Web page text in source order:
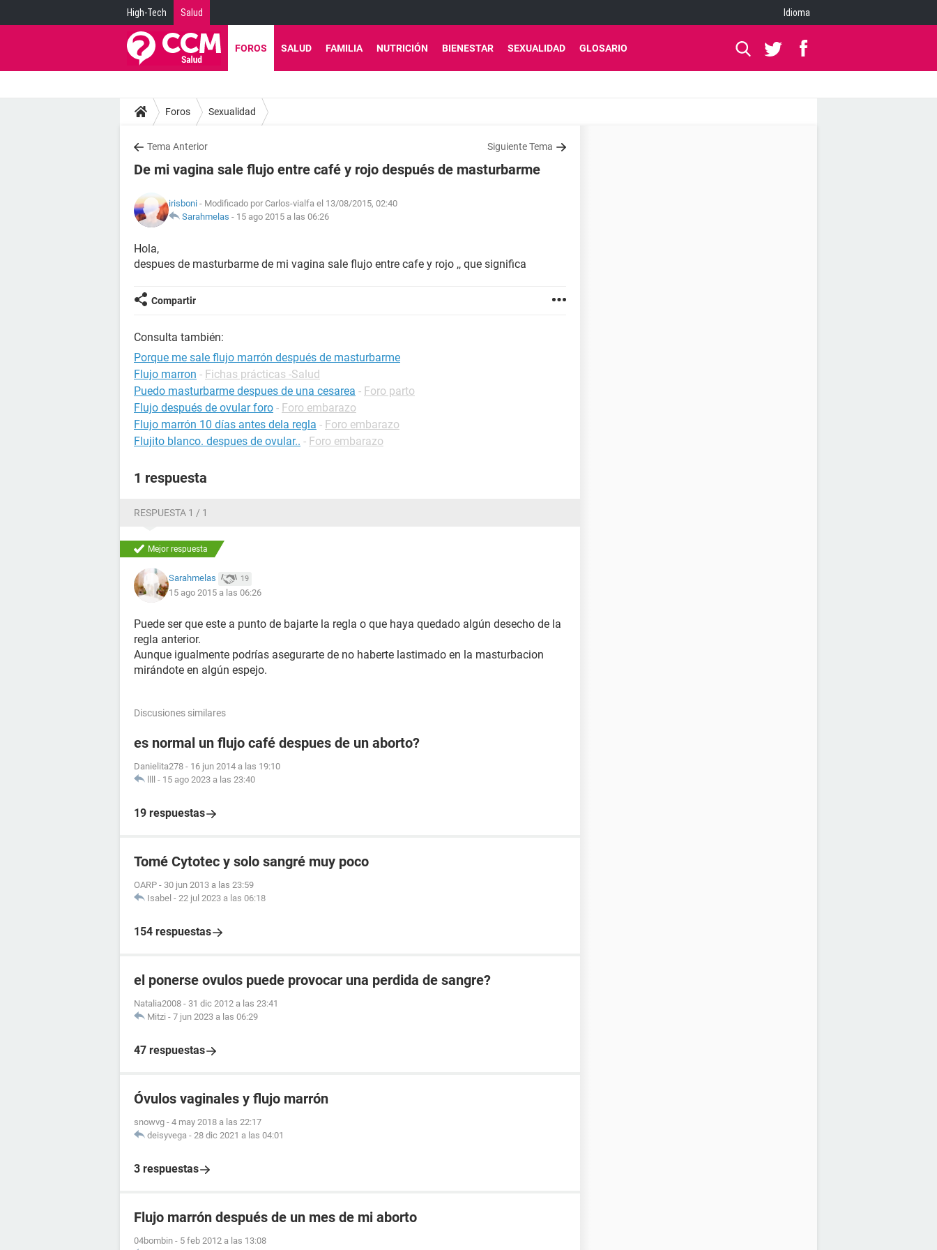
High-Tech Salud Idioma
FOROS SALUD FAMILIA NUTRICIÓN BIENESTAR SEXUALIDAD GLOSARIO
Foros Sexualidad
Tema Anterior Siguiente Tema
De mi vagina sale flujo entre café y rojo después de masturbarme
irisboni - Modificado por Carlos-vialfa el 13/08/2015, 02:40
Sarahmelas - 15 ago 2015 a las 06:26
Hola,
despues de masturbarme de mi vagina sale flujo entre cafe y rojo ,, que significa
Compartir
Consulta también:
Porque me sale flujo marrón después de masturbarme
Flujo marron - Fichas prácticas -Salud
Puedo masturbarme despues de una cesarea - Foro parto
Flujo después de ovular foro - Foro embarazo
Flujo marrón 10 días antes dela regla - Foro embarazo
Flujito blanco. despues de ovular.. - Foro embarazo
1 respuesta
RESPUESTA 1 / 1
Mejor respuesta
Sarahmelas 19
15 ago 2015 a las 06:26
Puede ser que este a punto de bajarte la regla o que haya quedado algún desecho de la
regla anterior.
Aunque igualmente podrías asegurarte de no haberte lastimado en la masturbacion
mirándote en algún espejo.
Discusiones similares
es normal un flujo café despues de un aborto?
Danielita278 - 16 jun 2014 a las 19:10
- 15 ago 2023 a las 23:40
19 respuestas
Tomé Cytotec y solo sangré muy poco
OARP - 30 jun 2013 a las 23:59
Isabel - 22 jul 2023 a las 06:18
154 respuestas
el ponerse ovulos puede provocar una perdida de sangre?
Natalia2008 - 31 dic 2012 a las 23:41
Mitzi - 7 jun 2023 a las 06:29
47 respuestas
Óvulos vaginales y flujo marrón
snowvg - 4 may 2018 a las 22:17
deisyvega - 28 dic 2021 a las 04:01
3 respuestas
Flujo marrón después de un mes de mi aborto
04bombin - 5 feb 2012 a las 13:08